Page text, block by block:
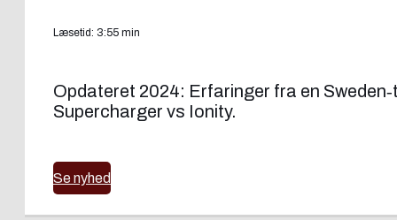
Læsetid: 3:55 min
Opdateret 2024: Erfaringer fra en
Supercharger vs Ionity.
Se nyhed